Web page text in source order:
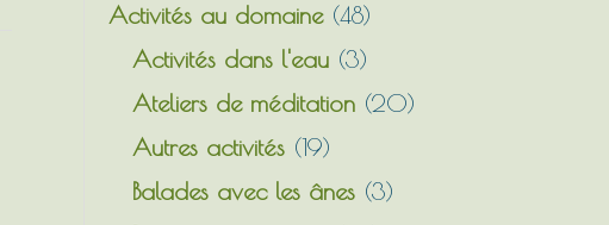
Activités au domaine(48)
Activités dans l'eau (3)
Ateliers de méditation (20)
Autres activités (19)
Balades avec les ânes (3)